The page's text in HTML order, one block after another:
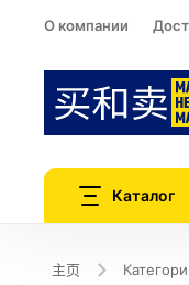
О компании
Каталог
主页